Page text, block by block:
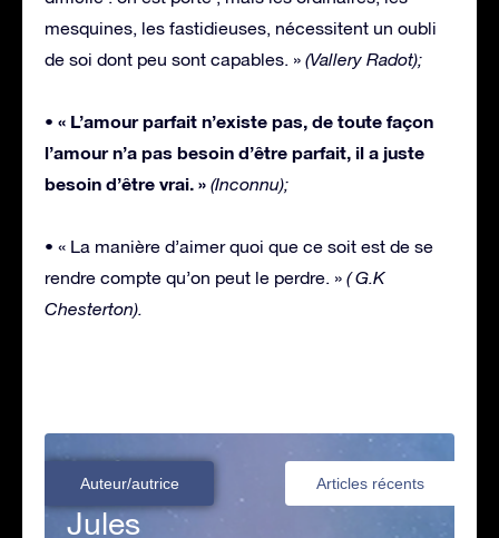
mesquines, les fastidieuses, nécessitent un oubli
de soi dont peu sont capables. » (Vallery Radot);
• « L’amour parfait n’existe pas, de toute façon
l’amour n’a pas besoin d’être parfait, il a juste
besoin d’être vrai. » (Inconnu);
• « La manière d’aimer quoi que ce soit est de se
rendre compte qu’on peut le perdre. » ( G.K
Chesterton).
Auteur/autrice Articles récents
Jules